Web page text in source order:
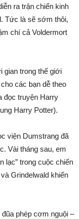
ra trận chiến kinh
Tức là sẽ sớm thôi,
chí cả Voldermort
gian trong thế giới
các bạn dễ theo
đọc truyện Harry
Harry Potter).
viện Dumstrang đã
Vài tháng sau, em
lạc” trong cuộc chiến
Grindelwald khiến
phép cơm nguội –